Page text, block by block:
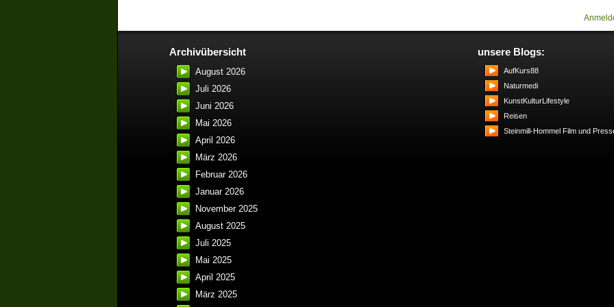
Archivübersicht
August 2026
Juli 2026
Juni 2026
Mai 2026
April 2026
März 2026
Februar 2026
Januar 2026
November 2025
August 2025
Juli 2025
Mai 2025
April 2025
März 2025
unsere Blogs:
AufKurs88
Naturmedi
KunstKulturLifestyle
Reisen
Steinmill-Hommel Film und